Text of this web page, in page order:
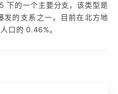
的一个主要分支，该类型是
发的支系之一，目前在北方地
口的 0.46%。